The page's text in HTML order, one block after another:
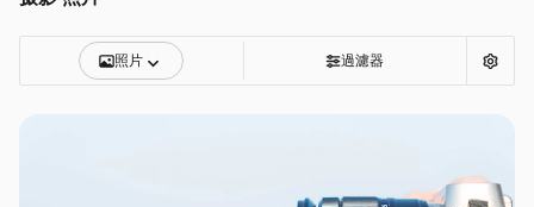
照片 過濾器